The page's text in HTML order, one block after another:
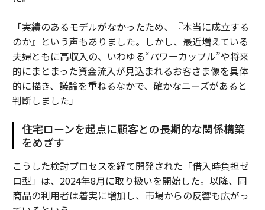
「実績のあるモデルがなかったため、『本当に成立する
のか』という声もありました。しかし、最近増えている
夫婦ともに高収入の、いわゆる“パワーカップル”や将来
的にまとまった資金流入が見込まれるお客さま像を具体
的に描き、議論を重ねるなかで、確かなニーズがあると
判断しました」
住宅ローンを起点に顧客との長期的な関係構築
をめざす
こうした検討プロセスを経て開発された「借入時負担ゼ
ロ型」は、2024年8月に取り扱いを開始した。以降、同
商品の利用者は着実に増加し、市場からの反響も広がっ